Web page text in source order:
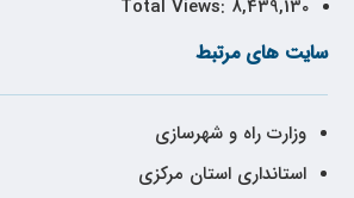
Total Views: 8,439,130
سایت های مرتبط
وزارت راه و شهرسازی
استانداری استان مرکزی